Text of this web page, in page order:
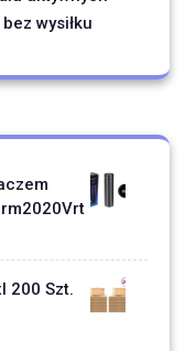
wysiłku
200 Szt.